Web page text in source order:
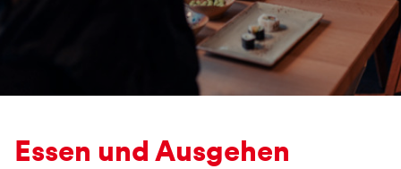
Essen und Ausgehen